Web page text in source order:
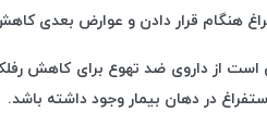
هنگام قرار دادن و عوارض بعدی
است از داروی ضد تهوع برای کاهش
در دهان بیمار وجود داشته باشد.